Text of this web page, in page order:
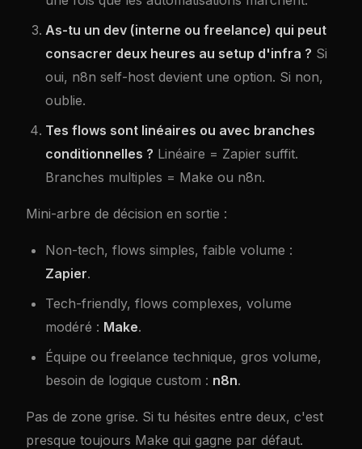
As-tu un dev (interne ou freelance) qui peut
consacrer deux heures au setup d'infra ? Si
oui, n8n self-host devient une option. Si non,
oublie.
Tes flows sont linéaires ou avec branches
conditionnelles ? Linéaire = Zapier suffit.
Branches multiples = Make ou n8n.
Mini-arbre de décision en sortie :
Non-tech, flows simples, faible volume :
Zapier.
Tech-friendly, flows complexes, volume
modéré : Make.
Équipe ou freelance technique, gros volume,
besoin de logique custom : n8n.
Pas de zone grise. Si tu hésites entre deux, c'est
presque toujours Make qui gagne par défaut.